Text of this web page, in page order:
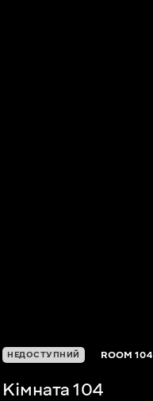
НЕДОСТУПНИЙ ROOM 104
Кімната 104